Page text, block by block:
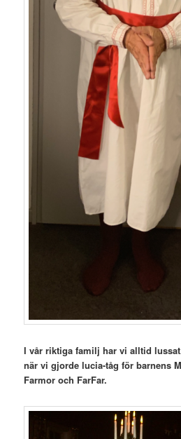
I vår riktiga familj har vi alltid
när vi gjorde lucia-tåg för barnens
Farmor och FarFar.